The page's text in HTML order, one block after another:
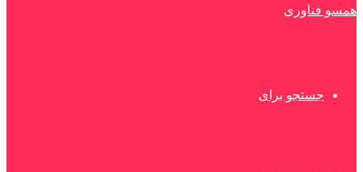
همسو فناوری
جستجو برای